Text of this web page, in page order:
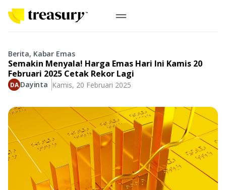
Emas Fisik
Logam Mulia
Antam, UBS
Koin Emas
Koin Nusantara, Lunar & Custom
Perhiasan
From Story
Event
Perusahaan
Indonesia
Berita, Kabar Emas
Semakin Menyala! Harga Emas Hari Ini Kamis 20
Februari 2025 Cetak Rekor Lagi
Dayinta Kamis, 20 Februari 2025